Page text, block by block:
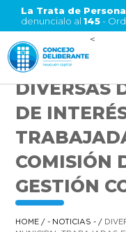
La Trata de
denuncialo al 145-
<
DIVERSAS
DE
COMISIÓN
GESTIÓN
HOME /- NOTICIAS - /